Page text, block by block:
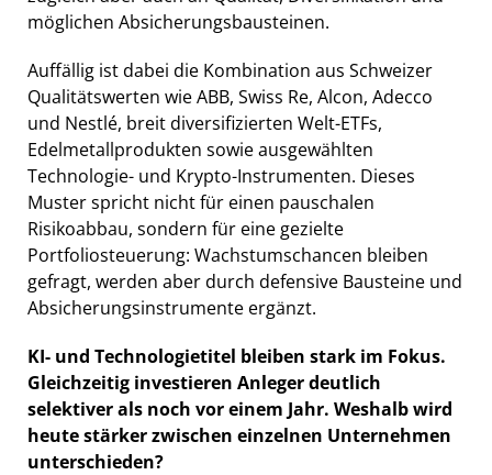
möglichen Absicherungsbausteinen.
Auffällig ist dabei die Kombination aus Schweizer
Qualitätswerten wie ABB, Swiss Re, Alcon, Adecco
und Nestlé, breit diversifizierten Welt-ETFs,
Edelmetallprodukten sowie ausgewählten
Technologie- und Krypto-Instrumenten. Dieses
Muster spricht nicht für einen pauschalen
Risikoabbau, sondern für eine gezielte
Portfoliosteuerung: Wachstumschancen bleiben
gefragt, werden aber durch defensive Bausteine und
Absicherungsinstrumente ergänzt.
KI- und Technologietitel bleiben stark im Fokus.
Gleichzeitig investieren Anleger deutlich
selektiver als noch vor einem Jahr. Weshalb wird
heute stärker zwischen einzelnen Unternehmen
unterschieden?